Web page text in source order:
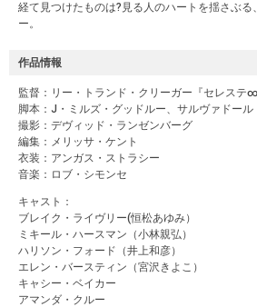
経て見つけたものは?見る人のハートを揺さぶる
ー。
作品情報
監督：リー・トランド・クリーガー『セレステ∞
脚本：J・ミルズ・グッドルー、サルヴァドール
撮影：デヴィッド・ランゼンバーグ
編集：メリッサ・ケント
衣装：アンガス・ストラシー
音楽：ロブ・シモンセ
キャスト：
ブレイク・ライヴリー(恒松あゆみ）
ミキール・ハースマン（小林親弘）
ハリソン・フォード（井上和彦）
エレン・バースティン（宮沢きよこ）
キャシー・ベイカー
アマンダ・クルー